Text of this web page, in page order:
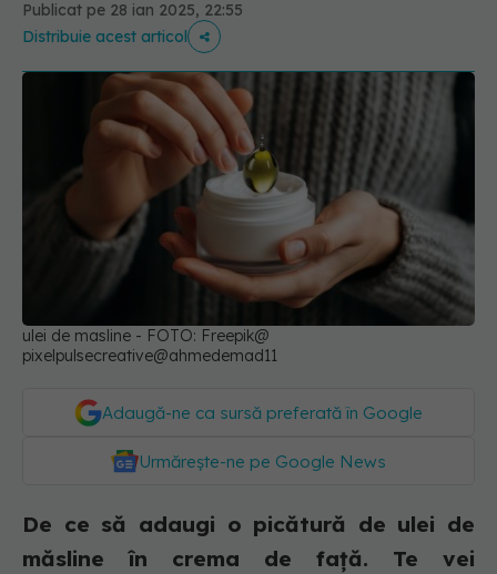
Publicat pe 28 ian 2025, 22:55
Distribuie acest articol
ulei de masline - FOTO: Freepik@
pixelpulsecreative@ahmedemad11
Adaugă-ne ca sursă preferată în Google
Urmărește-ne pe Google News
De ce să adaugi o picătură de ulei de
măsline în crema de față. Te vei